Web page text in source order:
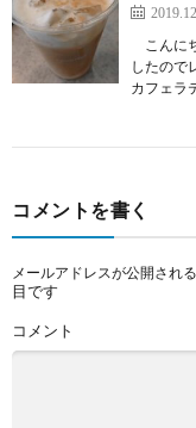
こんに
したので
カフェラ
コメントを書く
メールアドレスが公開され
目です
コメント